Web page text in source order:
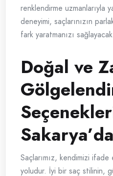
renklendirme uzmanlarıyla
deneyimi, saçlarınızın
fark yaratmanızı
Doğal ve
Sakarya’da
Saçlarımız, kendimizi
yoludur. İyi bir saç stilinin,